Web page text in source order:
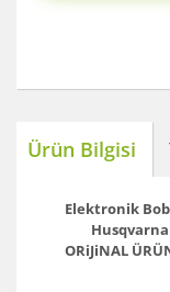
Ürün Bilgisi
Elektronik
Husqvarna
ORiJiNAL